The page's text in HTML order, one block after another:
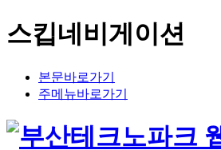
스킵네비게이션
본문바로가기
주메뉴바로가기